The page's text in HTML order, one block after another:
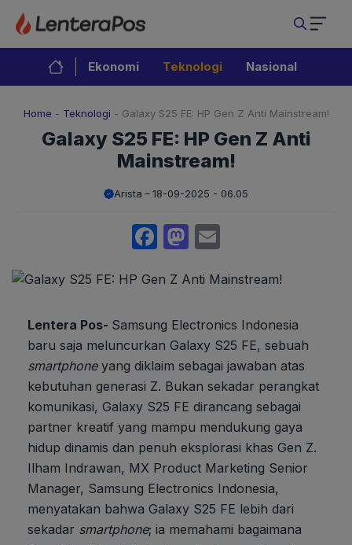
Langsung
isi
Ekonomi Teknologi Nasional
Home - Teknologi - Galaxy S25 FE: HP Gen Z Anti Mainstream!
Galaxy S25 FE: HP Gen Z Anti
Mainstream!
Arista 18-09-2025 - 06.05
Facebook
Mastodon
Lentera Pos- Samsung Electronics Indonesia
baru saja meluncurkan Galaxy S25 FE, sebuah
smartphoneyang diklaim sebagai jawaban atas
kebutuhan generasi Z. Bukan sekadar perangkat
komunikasi, Galaxy S25 FE dirancang sebagai
partner kreatif yang mampu mendukung gaya
hidup dinamis dan penuh eksplorasi khas Gen Z.
Ilham Indrawan, MX Product Marketing Senior
Manager, Samsung Electronics Indonesia,
menyatakan bahwa Galaxy S25 FE lebih dari
sekadar smartphone; ia memahami bagaimana